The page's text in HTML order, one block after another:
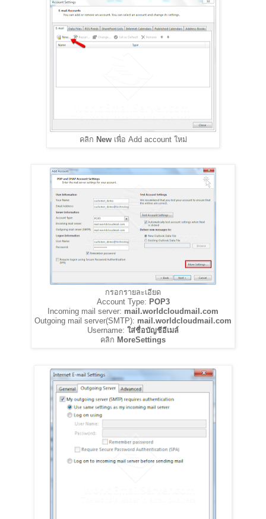
คลิก New เพื่อ Add account ใหม่
กรอกรายละเอียด
Account Type: POP3
Incoming mail server: mail.worldcloudmail.com
Outgoing mail server(SMTP): mail.worldcloudmail.com
Username: ใส่ชื่อบัญชีอีเมล์
คลิก MoreSettings